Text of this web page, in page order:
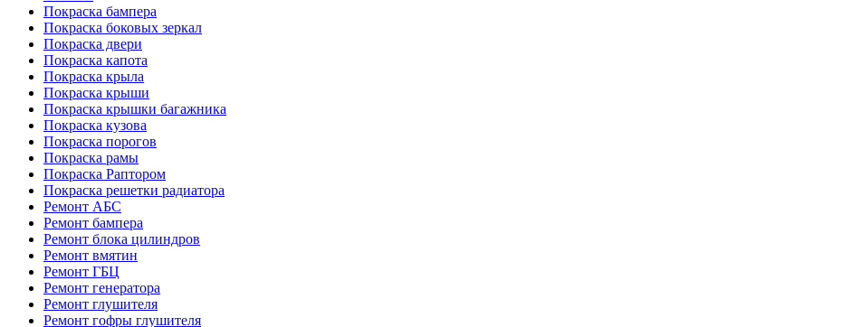
Покраска бампера
Покраска боковых зеркал
Покраска двери
Покраска капота
Покраска крыла
Покраска крыши
Покраска крышки багажника
Покраска кузова
Покраска порогов
Покраска рамы
Покраска Раптором
Покраска решетки радиатора
Ремонт АБС
Ремонт бампера
Ремонт блока цилиндров
Ремонт вмятин
Ремонт ГБЦ
Ремонт генератора
Ремонт глушителя
Ремонт гофры глушителя